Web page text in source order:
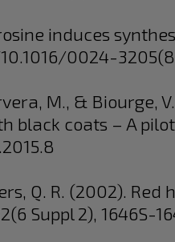
induces
0024-
M., &
black coats – A
Q. R. (2002).
Suppl 2), 1646S-